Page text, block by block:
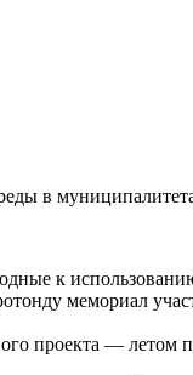
в
к
мемориал
проекта — летом